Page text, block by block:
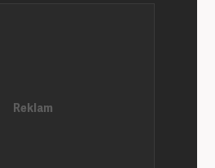
Kariyerime Haber7'de